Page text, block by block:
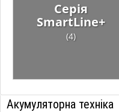
Серія
SmartLine+
(4)
Акумуляторна техніка